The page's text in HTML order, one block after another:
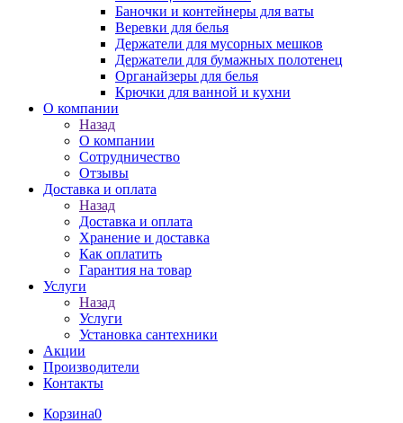
Баночки и контейнеры для ваты
Веревки для белья
Держатели для мусорных мешков
Держатели для бумажных полотенец
Органайзеры для белья
Крючки для ванной и кухни
О компании
Назад
О компании
Сотрудничество
Отзывы
Доставка и оплата
Назад
Доставка и оплата
Хранение и доставка
Как оплатить
Гарантия на товар
Услуги
Назад
Услуги
Установка сантехники
Акции
Производители
Контакты
Корзина0